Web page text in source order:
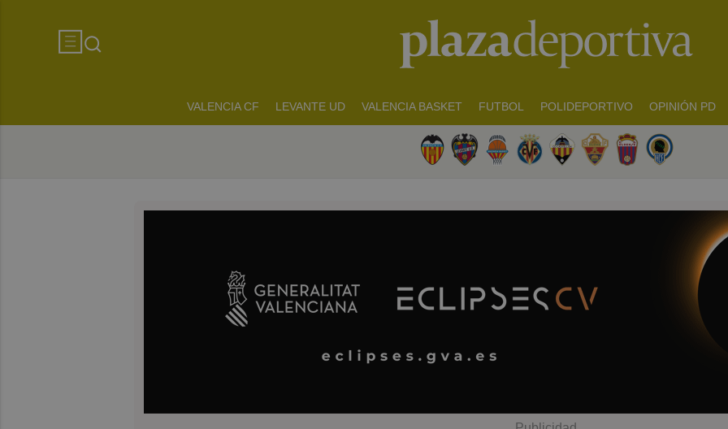
VALENCIA CF LEVANTE UD VALENCIA BASKET FUTBOL POLIDEPORTIVO OPINIÓN PD